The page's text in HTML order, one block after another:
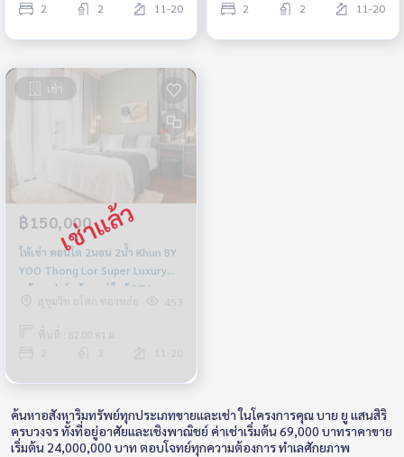
2 2 11-20 2 2 11-20
เช่า
฿150,000
ให้เช่า คอนโด 2นอน 2น้ำ Khun BY
YOO Thong Lor Super Luxury
พร้อมเฟอร์พร้อมอยู่ ใกล้ BTS
ทองหล่อ นานาชาติ St Andrews
สุขุมวิท อโศก ทองหล่อ 453
พื้นที่ : 82.00 ตร.ม.
11-20
ค้นหาอสังหาริมทรัพย์ทุกประเภทขายและเช่า ในโครงการคุณ บาย ยู แสนสิริ
ครบวงจร ทั้งที่อยู่อาศัยและเชิงพาณิชย์ ค่าเช่าเริ่มต้น 69,000 บาทราคาขาย
เริ่มต้น 24,000,000 บาท ตอบโจทย์ทุกความต้องการ ทำเลศักยภาพ